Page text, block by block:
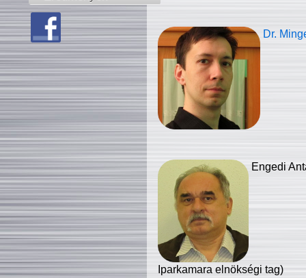
Dr.
Engedi
Iparkamara elnökségi tag)